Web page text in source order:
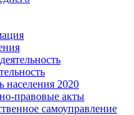
населения 2020
правовые акты
самоуправление